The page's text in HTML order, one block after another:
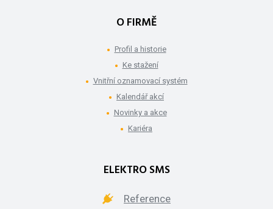
O FIRMĚ
Profil a historie
Ke stažení
Vnitřní oznamovací systém
Kalendář akcí
Novinky a akce
Kariéra
ELEKTRO SMS
Reference